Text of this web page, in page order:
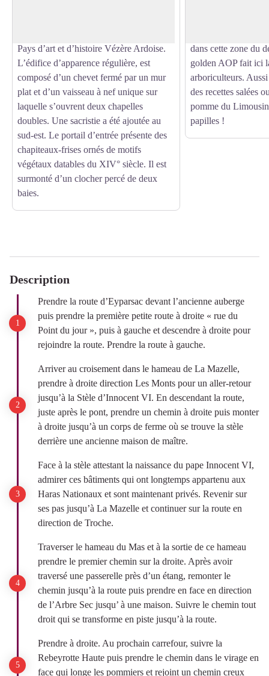
Pays d’art et d’histoire Vézère Ardoise.
L’édifice d’apparence régulière, est
composé d’un chevet fermé par un mur
plat et d’un vaisseau à nef unique sur
laquelle s’ouvrent deux chapelles
doubles. Une sacristie a été ajoutée au
sud-est. Le portail d’entrée présente des
chapiteaux-frises ornés de motifs
végétaux datables du XIV° siècle. Il est
surmonté d’un clocher percé de deux
baies.
dans cette zone du
golden AOP fait ici
arboriculteurs.
des recettes salées
pomme du
papilles !
Description
Prendre la route d’Eyparsac devant l’ancienne auberge
puis prendre la première petite route à droite « rue du
Point du jour », puis à gauche et descendre à droite pour
rejoindre la route. Prendre la route à gauche.
Arriver au croisement dans le hameau de La Mazelle,
prendre à droite direction Les Monts pour un aller-retour
jusqu’à la Stèle d’Innocent VI. En descendant la route,
juste après le pont, prendre un chemin à droite puis monter
à droite jusqu’à un corps de ferme où se trouve la stèle
derrière une ancienne maison de maître.
Face à la stèle attestant la naissance du pape Innocent VI,
admirer ces bâtiments qui ont longtemps appartenu aux
Haras Nationaux et sont maintenant privés. Revenir sur
ses pas jusqu’à La Mazelle et continuer sur la route en
direction de Troche.
Traverser le hameau du Mas et à la sortie de ce hameau
prendre le premier chemin sur la droite. Après avoir
traversé une passerelle près d’un étang, remonter le
chemin jusqu’à la route puis prendre en face en direction
de l’Arbre Sec jusqu’ à une maison. Suivre le chemin tout
droit qui se transforme en piste jusqu’à la route.
Prendre à droite. Au prochain carrefour, suivre la
Rebeyrotte Haute puis prendre le chemin dans le virage en
face qui longe les pommiers et rejoint un chemin creux